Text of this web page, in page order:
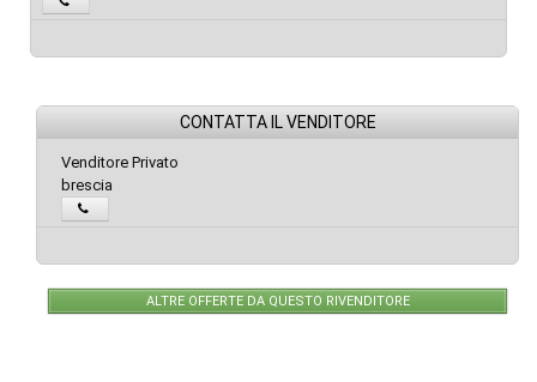
CONTATTA IL VENDITORE
Venditore Privato
brescia
ALTRE OFFERTE DA QUESTO RIVENDITORE